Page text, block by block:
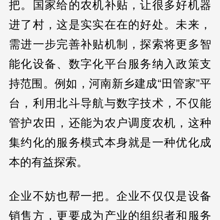
把。国家给的农机补贴，让很多好机器
进了村，这是实实在在的好处。未来，
需进一步完善补贴机制，探索将更多智
能化设备、数字化平台服务纳入政策支
持范围。例如，河南新乡建成“田管家”平
台，利用北斗导航与数字技术，不仅能
管护农田，还能为农户调度农机，这种
集约化的服务模式本身就是一种优化成
本的有益探索。
企业不妨也帮一把。企业不仅仅是设备
销售方，更要成为产业的组织者和服务